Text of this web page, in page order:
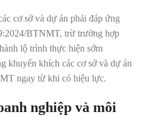
cơ sở và dự án phải đáp ứng
BTNMT, trừ trường hợp
lộ trình thực hiện sớm
khuyến khích các cơ sở và dự án
ngay từ khi có hiệu lực.
nghiệp và môi